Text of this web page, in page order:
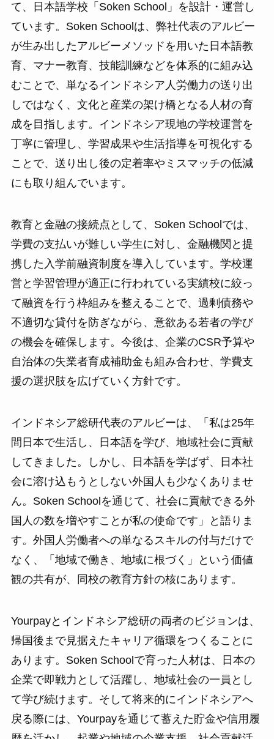
て、日本語学校「Soken School」を設計・運営し
ています。Soken Schoolは、弊社代表のアルビー
が生み出したアルビーメソッドを用いた日本語教
育、マナー教育、技能訓練などを体系的に組み込
むことで、単なるインドネシア人労働力の送り出
しではなく、文化と産業の架け橋となる人材の育
成を目指します。インドネシア現地の学校運営を
丁寧に管理し、学習成果や生活指導を可視化する
ことで、送り出し後の定着率やミスマッチの低減
にも取り組んでいます。
教育と金融の接続点として、Soken Schoolでは、
学費の支払いが難しい学生に対し、金融機関と提
携した入学前融資制度を導入しています。学校運
営と学習管理が適正に行われている実績校に絞っ
て融資を行う枠組みを整えることで、過剰債務や
不適切な貸付を防ぎながら、意欲ある若者の学び
の機会を確保します。今後は、企業のCSR予算や
自治体の失業者育成補助金も組み合わせ、学費支
援の選択肢を広げていく方針です。
インドネシア総研代表のアルビーは、「私は25年
間日本で生活し、日本語を学び、地域社会に貢献
してきました。しかし、日本語を学ばず、日本社
会に溶け込もうとしない外国人も少なくありませ
ん。Soken Schoolを通じて、社会に貢献できる外
国人の数を増やすことが私の使命です」と語りま
す。外国人労働者への単なるスキルの付与だけで
なく、「地域で働き、地域に根づく」という価値
観の共有が、同校の教育方針の核にあります。
Yourpayとインドネシア総研の両者のビジョンは、
帰国後まで見据えたキャリア循環をつくることに
あります。Soken Schoolで育った人材は、日本の
企業で即戦力として活躍し、地域社会の一員とし
て学び続けます。そして将来的にインドネシアへ
戻る際には、Yourpayを通じて蓄えた貯金や信用履